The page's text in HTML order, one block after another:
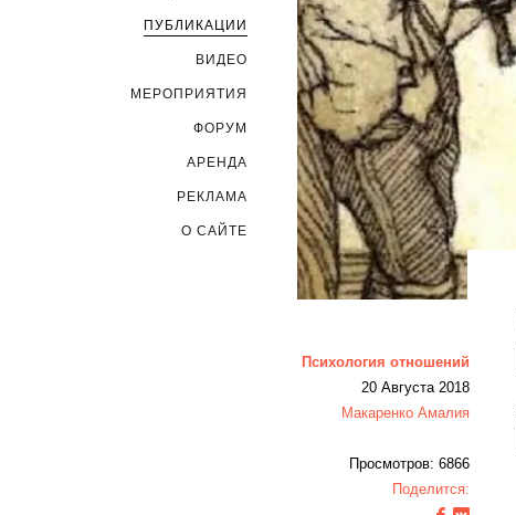
ПУБЛИКАЦИИ
ВИДЕО
МЕРОПРИЯТИЯ
ФОРУМ
АРЕНДА
РЕКЛАМА
О САЙТЕ
Психология отношений
20 Августа 2018
Макаренко Амалия
Просмотров: 6866
Поделится: